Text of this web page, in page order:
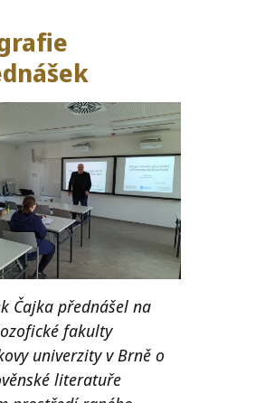
Čajka přednášel na
fakulty
univerzity v Brně o
literatuře